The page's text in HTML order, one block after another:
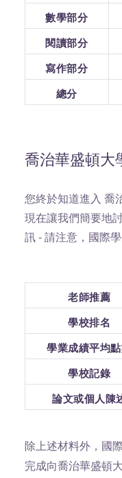
數學部分
閱讀部分
寫作部分
總分
喬治華盛頓大
您終於知道進入 喬
現在讓我們簡要地
訊 - 請注意，國際
老師推薦
學校排名
學業成績平均
學校記錄
論文或個人陳
除上述材料外，國
完成向喬治華盛頓